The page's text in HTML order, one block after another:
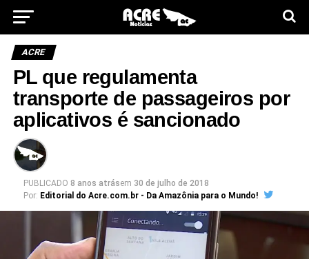
ACRE
PL que regulamenta
transporte de passageiros por
aplicativos é sancionado
PUBLICADO 8 anos atrásem 30 de julho de 2018
Por: Editorial do Acre.com.br - Da Amazônia para o Mundo!